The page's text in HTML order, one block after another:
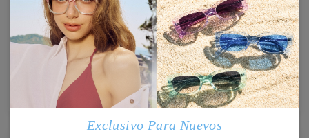
Probar
TR93965
16,95 €20,95 €
Probar
Exclusivo Para Nuevos